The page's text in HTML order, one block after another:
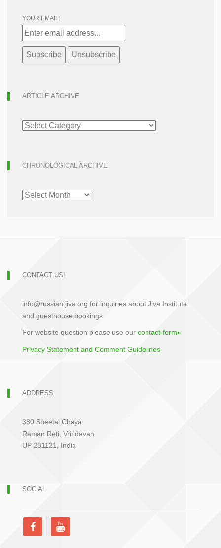
YOUR EMAIL:
ARTICLE ARCHIVE
ARTICLE
ARCHIVE
CHRONOLOGICAL ARCHIVE
CHRONOLOGICAL
ARCHIVE
CONTACT US!
info@russian.jiva.org for inquiries about Jiva Institute
and guesthouse bookings
For website question please use our contact-form»
Privacy Statement and Comment Guidelines
ADDRESS
380 Sheetal Chaya
Raman Reti, Vrindavan
UP 281121, India
SOCIAL